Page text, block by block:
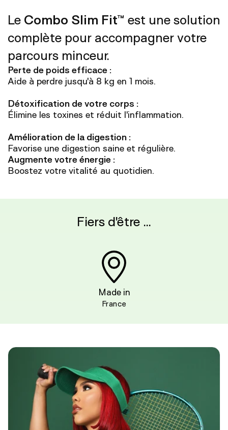
Le Combo Slim Fit™ est une solution
complète pour accompagner votre
parcours minceur.
Perte de poids efficace :
Aide à perdre jusqu'à 8 kg en 1 mois.
Détoxification de votre corps :
Élimine les toxines et réduit l'inflammation.
Amélioration de la digestion :
Favorise une digestion saine et régulière.
Augmente votre énergie :
Boostez votre vitalité au quotidien.
Fiers d'être ...
Made in
France